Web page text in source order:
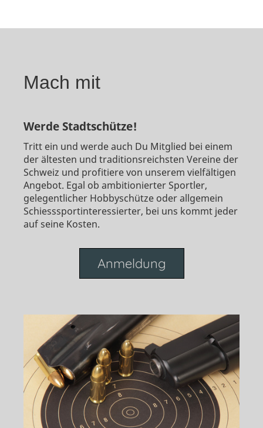
Mach mit
Werde Stadtschütze!
Tritt ein und werde auch Du Mitglied bei einem
der ältesten und traditionsreichsten Vereine der
Schweiz und profitiere von unserem vielfältigen
Angebot. Egal ob ambitionierter Sportler,
gelegentlicher Hobbyschütze oder allgemein
Schiesssportinteressierter, bei uns kommt jeder
auf seine Kosten.
Anmeldung